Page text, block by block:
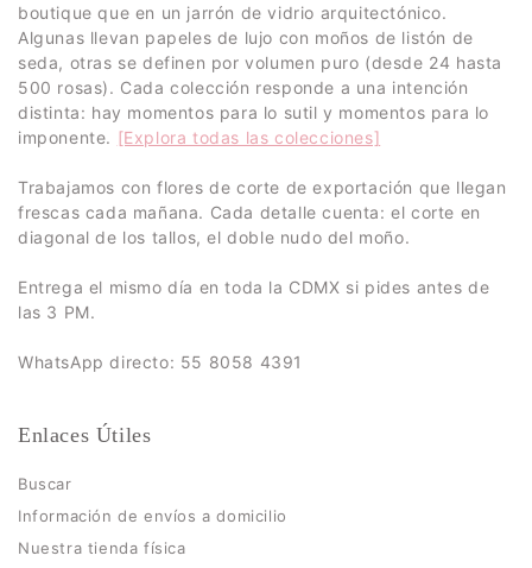
boutique que en un jarrón de vidrio arquitectónico.
Algunas llevan papeles de lujo con moños de listón de
seda, otras se definen por volumen puro (desde 24 hasta
500 rosas). Cada colección responde a una intención
distinta: hay momentos para lo sutil y momentos para lo
imponente. [Explora todas las colecciones]
Trabajamos con flores de corte de exportación que llegan
frescas cada mañana. Cada detalle cuenta: el corte en
diagonal de los tallos, el doble nudo del moño.
Entrega el mismo día en toda la CDMX si pides antes de
las 3 PM.
WhatsApp directo: 55 8058 4391
Enlaces Útiles
Buscar
Información de envíos a domicilio
Nuestra tienda física